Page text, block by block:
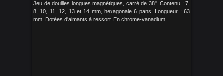
Jeu de douilles longues magnétiques, carré de 38". Contenu : 7,
8, 10, 11, 12, 13 et 14 mm, hexagonale 6 pans. Longueur : 63
mm. Dotées d'aimants à ressort. En chrome-vanadium.